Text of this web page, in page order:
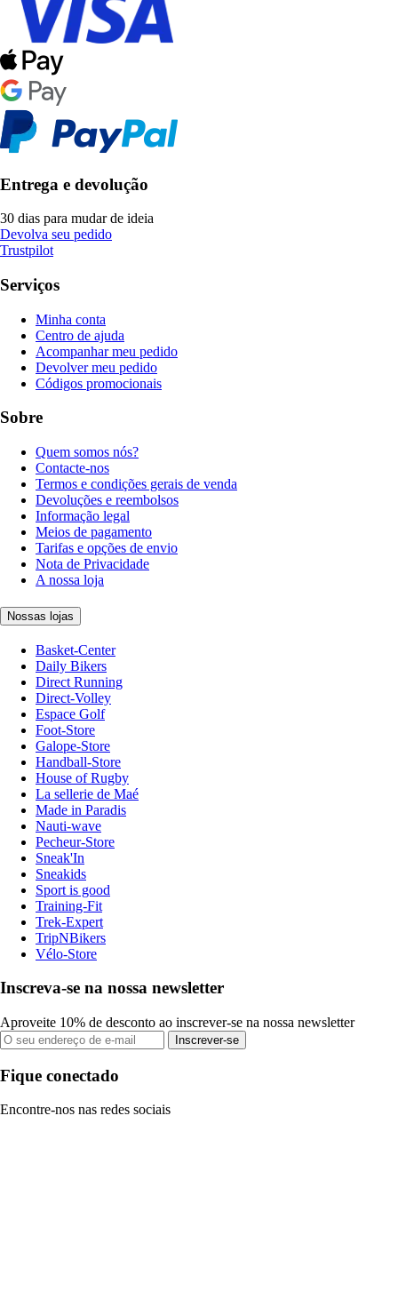
Entrega e devolução
30 dias para mudar de ideia
Devolva seu pedido
Trustpilot
Serviços
Minha conta
Centro de ajuda
Acompanhar meu pedido
Devolver meu pedido
Códigos promocionais
Sobre
Quem somos nós?
Contacte-nos
Termos e condições gerais de venda
Devoluções e reembolsos
Informação legal
Meios de pagamento
Tarifas e opções de envio
Nota de Privacidade
A nossa loja
Nossas lojas
Basket-Center
Daily Bikers
Direct Running
Direct-Volley
Espace Golf
Foot-Store
Galope-Store
Handball-Store
House of Rugby
La sellerie de Maé
Made in Paradis
Nauti-wave
Pecheur-Store
Sneak'In
Sneakids
Sport is good
Training-Fit
Trek-Expert
TripNBikers
Vélo-Store
Inscreva-se na nossa newsletter
Aproveite 10% de desconto ao inscrever-se na nossa newsletter
Inscrever-se
Fique conectado
Encontre-nos nas redes sociais